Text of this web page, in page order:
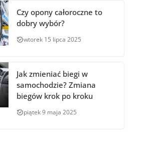
Czy opony całoroczne to
dobry wybór?
wtorek 15 lipca 2025
Jak zmieniać biegi w
samochodzie? Zmiana
biegów krok po kroku
piątek 9 maja 2025